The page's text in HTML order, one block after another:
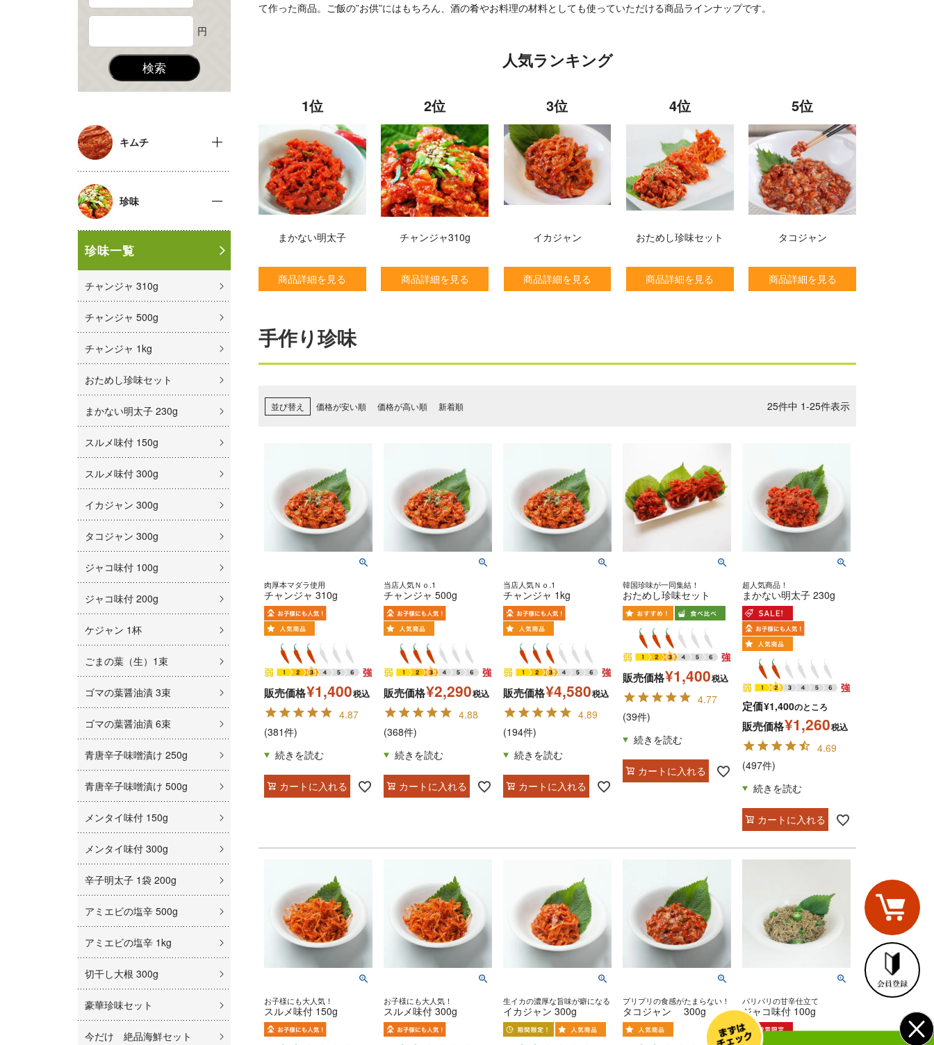
円
検索
キムチ
珍味
珍味一覧
チャンジャ 310g
チャンジャ 500g
チャンジャ 1kg
おためし珍味セット
まかない明太子 230g
スルメ味付 150g
スルメ味付 300g
イカジャン 300g
タコジャン 300g
ジャコ味付 100g
ジャコ味付 200g
ケジャン 1杯
ごまの葉（生）1束
ゴマの葉醤油漬 3束
ゴマの葉醤油漬 6束
青唐辛子味噌漬け 250g
青唐辛子味噌漬け 500g
メンタイ味付 150g
メンタイ味付 300g
辛子明太子 1袋 200g
アミエビの塩辛 500g
アミエビの塩辛 1kg
切干し大根 300g
豪華珍味セット
今だけ 絶品海鮮セット
て作った商品。ご飯の”お供”にはもちろん、酒の肴やお料理の材料としても使っていただける商品ラインナップです。
人気ランキング
1位
まかない明太子
商品詳細を見る
2位
チャンジャ310g
商品詳細を見る
3位
イカジャン
商品詳細を見る
4位
おためし珍味セット
商品詳細を見る
5位
タコジャン
商品詳細を見る
手作り珍味
並び替え 価格が安い順 価格が高い順 新着順 25件中 1-25件表示
肉厚本マダラ使用
チャンジャ 310g
販売価格¥1,400税込
4.87
(381件)
カートに入れる
当店人気Ｎｏ.1
チャンジャ 500g
販売価格¥2,290税込
4.88
(368件)
カートに入れる
当店人気Ｎｏ.1
チャンジャ 1kg
販売価格¥4,580税込
4.89
(194件)
カートに入れる
韓国珍味が一同集結！
おためし珍味セット
販売価格¥1,400税込
4.77
(39件)
カートに入れる
超人気商品！
まかない明太子 230g
定価¥1,400のところ
販売価格¥1,260税込
4.69
(497件)
カートに入れる
お子様にも大人気！
スルメ味付 150g
お子様にも大人気！
スルメ味付 300g
生イカの濃厚な旨味が癖になる
イカジャン 300g
プリプリの食感がたまらない！
タコジャン 300g
パリパリの甘辛仕立て
ジャコ味付 100g